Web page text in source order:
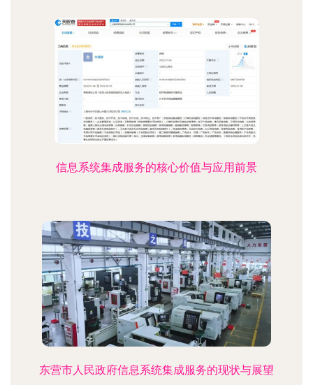
信息系统集成服务的核心价值与应用前景
东营市人民政府信息系统集成服务的现状与展望